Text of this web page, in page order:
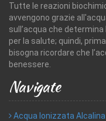
Tutte le reazioni
avvengono grazie
sull’acqua che
per la salute; quindi,
bisogna ricordare che
benessere.
Navigate
Acqua Ionizzata